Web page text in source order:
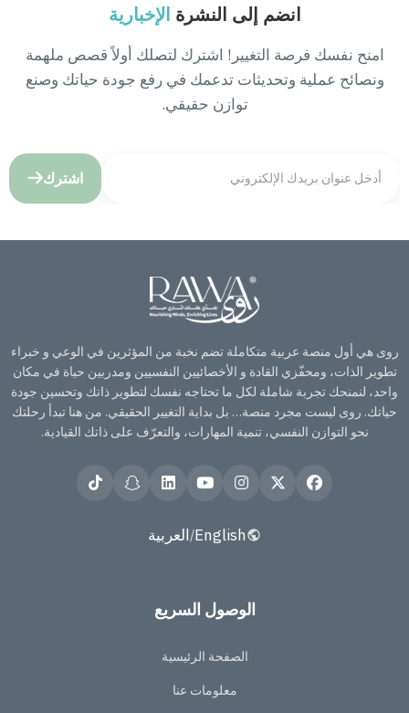
انضم إلى النشرة الإخبارية
امنح نفسك فرصة التغيير! اشترك لتصلك أولاً قصص ملهمة
ونصائح عملية وتحديثات تدعمك في رفع جودة حياتك وصنع
توازن حقيقي.
اشترك
روى هي أول منصة عربية متكاملة تضم نخبة من المؤثرين في الوعي و خبراء
تطوير الذات، ومحفّزي القادة و الأخصائيين النفسيين ومدربين حياة في مكان
واحد، لنمنحك تجربة شاملة لكل ما تحتاجه نفسك لتطوير ذاتك وتحسين جودة
حياتك. روى ليست مجرد منصة… بل بداية التغيير الحقيقي. من هنا تبدأ رحلتك
نحو التوازن النفسي، تنمية المهارات، والتعرّف على ذاتك القيادية.
English
/العربية
الوصول السريع
الصفحة الرئيسية
معلومات عنا